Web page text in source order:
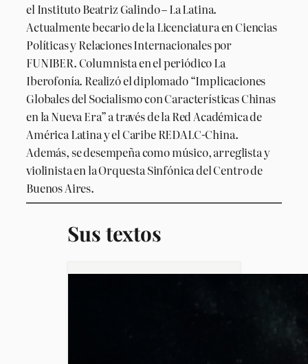
el Instituto Beatriz Galindo – La Latina.
Actualmente becario de la Licenciatura en Ciencias
Políticas y Relaciones Internacionales por
FUNIBER. Columnista en el periódico La
Iberofonía. Realizó el diplomado “Implicaciones
Globales del Socialismo con Características Chinas
en la Nueva Era” a través de la Red Académica de
América Latina y el Caribe REDALC-China.
Además, se desempeña como músico, arreglista y
violinista en la Orquesta Sinfónica del Centro de
Buenos Aires.
Sus textos